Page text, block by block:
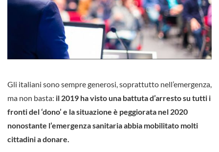
Gli italiani sono sempre generosi, soprattutto nell’emergenza,
ma non basta: il 2019 ha visto una battuta d’arresto su tutti i
fronti del ‘dono’ e la situazione è peggiorata nel 2020
nonostante l’emergenza sanitaria abbia mobilitato molti
cittadini a donare.